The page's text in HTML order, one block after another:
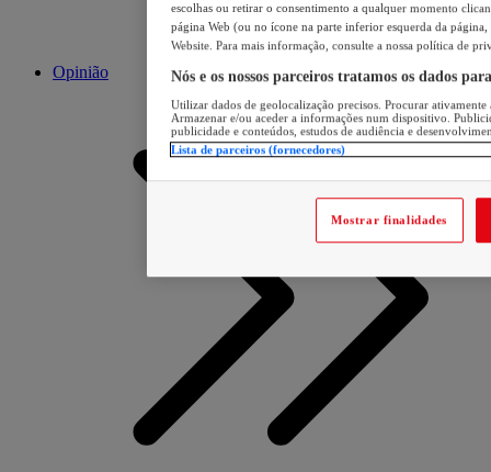
Opinião
escolhas ou retirar o consentimento a qualquer momento
página Web (ou no ícone na parte inferior esquerda da página,
Website. Para mais informação, consulte a nossa política de
Nós e os nossos parceiros tratamos os dados
Utilizar dados de geolocalização precisos. Procurar
Armazenar e/ou aceder a informações num dispositivo.
publicidade e conteúdos, estudos de audiência e
Lista de parceiros (fornecedores)
Mostrar finalidades